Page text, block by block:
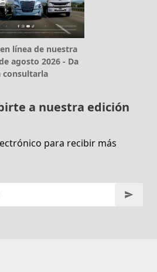
línea de nuestra
agosto 2026 - Da
consultarla
a nuestra edición
para recibir más